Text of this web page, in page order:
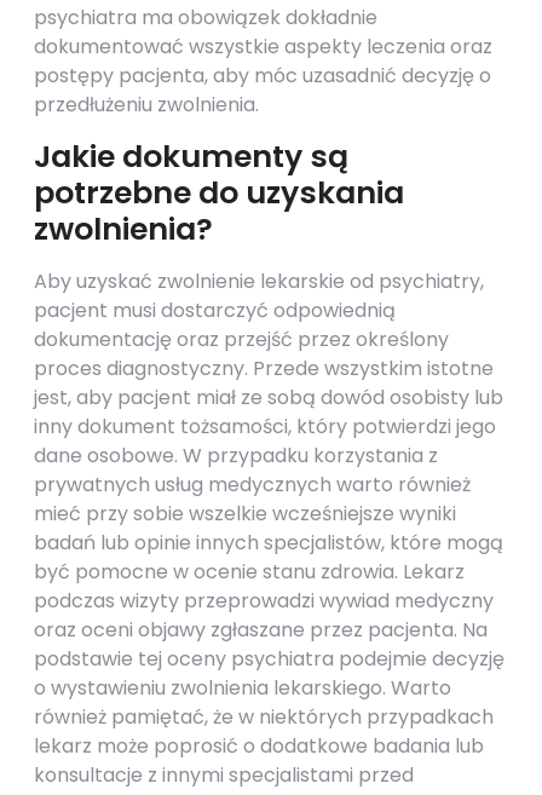
psychiatra ma obowiązek dokładnie
dokumentować wszystkie aspekty leczenia oraz
postępy pacjenta, aby móc uzasadnić decyzję o
przedłużeniu zwolnienia.
Jakie dokumenty są
potrzebne do uzyskania
zwolnienia?
Aby uzyskać zwolnienie lekarskie od psychiatry,
pacjent musi dostarczyć odpowiednią
dokumentację oraz przejść przez określony
proces diagnostyczny. Przede wszystkim istotne
jest, aby pacjent miał ze sobą dowód osobisty lub
inny dokument tożsamości, który potwierdzi jego
dane osobowe. W przypadku korzystania z
prywatnych usług medycznych warto również
mieć przy sobie wszelkie wcześniejsze wyniki
badań lub opinie innych specjalistów, które mogą
być pomocne w ocenie stanu zdrowia. Lekarz
podczas wizyty przeprowadzi wywiad medyczny
oraz oceni objawy zgłaszane przez pacjenta. Na
podstawie tej oceny psychiatra podejmie decyzję
o wystawieniu zwolnienia lekarskiego. Warto
również pamiętać, że w niektórych przypadkach
lekarz może poprosić o dodatkowe badania lub
konsultacje z innymi specjalistami przed